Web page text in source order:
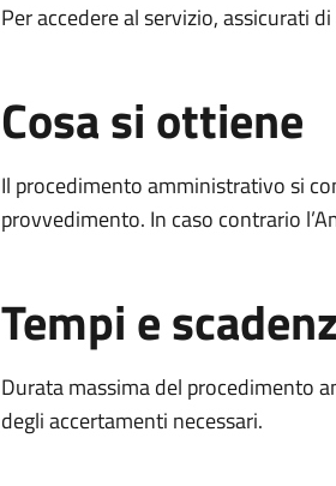
Per accedere al servizio, assicurati
Cosa si ottiene
Il procedimento amministrativo si
provvedimento. In caso contrario
Tempi e
Durata massima del procedimento
degli accertamenti necessari.